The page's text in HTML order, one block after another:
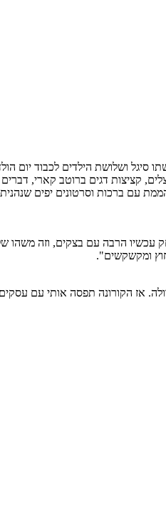
סיגל ושלושת הילדים לכבוד יום
קציצות דגים ברוטב קארי,
עם ברכות וסרטונים יפים
עכשיו הרבה עם בצקים, וזה
2,500 עובדי מיקרוסופט, ותכננתי גם לפתוח מאפייה גדולה.